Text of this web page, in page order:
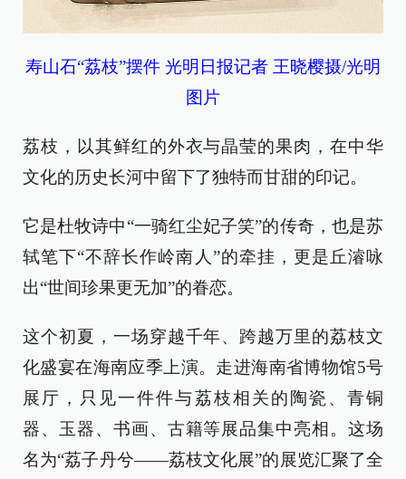
寿山石“荔枝”摆件 光明日报记者 王晓樱摄/光明
图片
荔枝，以其鲜红的外衣与晶莹的果肉，在中华
文化的历史长河中留下了独特而甘甜的印记。
它是杜牧诗中“一骑红尘妃子笑”的传奇，也是苏
轼笔下“不辞长作岭南人”的牵挂，更是丘濬咏
出“世间珍果更无加”的眷恋。
这个初夏，一场穿越千年、跨越万里的荔枝文
化盛宴在海南应季上演。走进海南省博物馆5号
展厅，只见一件件与荔枝相关的陶瓷、青铜
器、玉器、书画、古籍等展品集中亮相。这场
名为“荔子丹兮——荔枝文化展”的展览汇聚了全